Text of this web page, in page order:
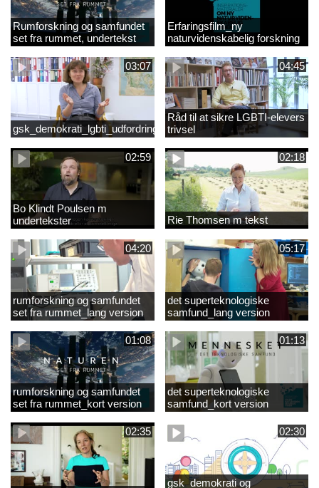
Rumforskning og samfundet
set fra rummet, undertekst
Erfaringsfilm_ny
naturvidenskabelig forskning
03:07
gsk_demokrati_lgbti_udfordringer
04:45
Råd til at sikre LGBTI-elevers
trivsel
02:59
Bo Klindt Poulsen m
undertekster
02:18
Rie Thomsen m tekst
04:20
rumforskning og samfundet
set fra rummet_lang version
05:17
det superteknologiske
samfund_lang version
01:08
rumforskning og samfundet
set fra rummet_kort version
01:13
det superteknologiske
samfund_kort version
02:35 02:30
gsk_demokrati og